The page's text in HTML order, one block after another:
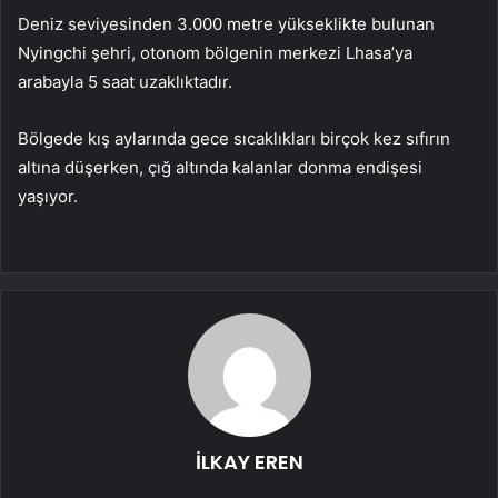
Deniz seviyesinden 3.000 metre yükseklikte bulunan
Nyingchi şehri, otonom bölgenin merkezi Lhasa’ya
arabayla 5 saat uzaklıktadır.
Bölgede kış aylarında gece sıcaklıkları birçok kez sıfırın
altına düşerken, çığ altında kalanlar donma endişesi
yaşıyor.
İLKAY EREN